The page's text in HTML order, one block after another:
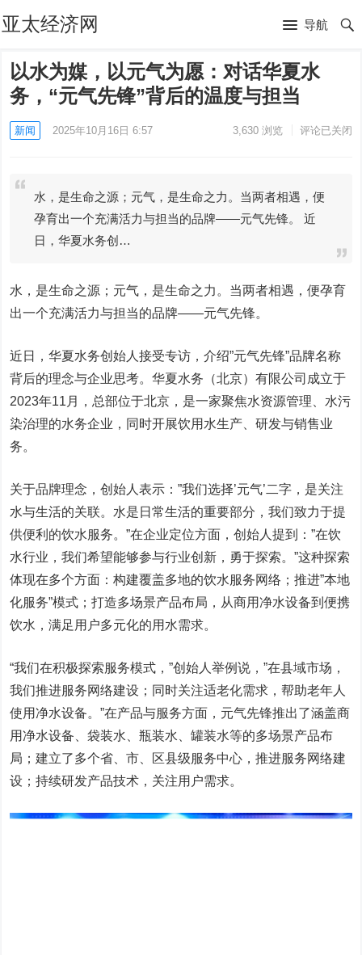
亚太经济网 导航
以水为媒，以元气为愿：对话华夏水
务，“元气先锋”背后的温度与担当
新闻 2025年10月16日 6:57 3,630浏览 评论已关闭
水，是生命之源；元气，是生命之力。当两者相遇，便
孕育出一个充满活力与担当的品牌——元气先锋。 近
日，华夏水务创…
水，是生命之源；元气，是生命之力。当两者相遇，便孕育
出一个充满活力与担当的品牌——元气先锋。
近日，华夏水务创始人接受专访，介绍”元气先锋”品牌名称
背后的理念与企业思考。华夏水务（北京）有限公司成立于
2023年11月，总部位于北京，是一家聚焦水资源管理、水污
染治理的水务企业，同时开展饮用水生产、研发与销售业
务。
关于品牌理念，创始人表示：”我们选择’元气’二字，是关注
水与生活的关联。水是日常生活的重要部分，我们致力于提
供便利的饮水服务。”在企业定位方面，创始人提到：”在饮
水行业，我们希望能够参与行业创新，勇于探索。”这种探索
体现在多个方面：构建覆盖多地的饮水服务网络；推进”本地
化服务”模式；打造多场景产品布局，从商用净水设备到便携
饮水，满足用户多元化的用水需求。
“我们在积极探索服务模式，”创始人举例说，”在县域市场，
我们推进服务网络建设；同时关注适老化需求，帮助老年人
使用净水设备。”在产品与服务方面，元气先锋推出了涵盖商
用净水设备、袋装水、瓶装水、罐装水等的多场景产品布
局；建立了多个省、市、区县级服务中心，推进服务网络建
设；持续研发产品技术，关注用户需求。